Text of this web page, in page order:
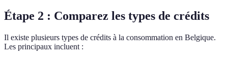
Étape 2 : Comparez les types de crédits
Il existe plusieurs types de crédits à la consommation en Belgique.
Les principaux incluent :